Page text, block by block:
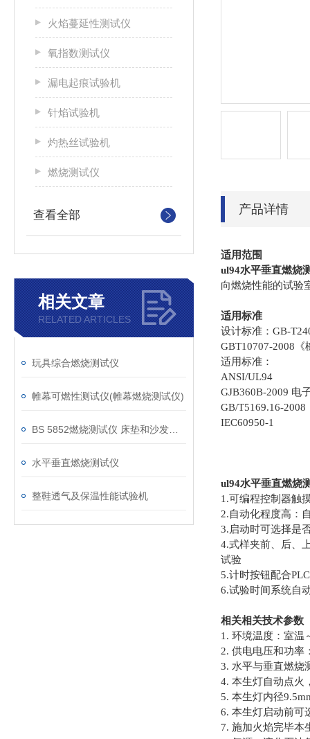
火焰蔓延性测试仪
氧指数测试仪
漏电起痕试验机
针焰试验机
灼热丝试验机
燃烧测试仪
查看全部
相关文章
RELATED ARTICLES
玩具综合燃烧测试仪
帷幕可燃性测试仪(帷幕燃烧测试仪)
水平垂直燃烧测试仪
整鞋透气及保温性能试验机
产品详情
适用范围
ul94水平垂直燃烧
向燃烧性能的试验
适用标准
设计标准：GB-
GBT10707-2008
适用标准：
ANSI/UL94
GJB360B-2009 电
GB/T5169.16-2008
IEC60950-1
ul94水平垂直燃烧
1.可编程控制器触
2.自动化程度高：
3.启动时可选择是
4.式样夹前、后、
试验
5.计时按钮配合
6.试验时间系统自
相关相关技术
1. 环境温度：室温
2. 供电电压和功
3. 水平与垂直燃烧
4. 本生灯自动点火
5. 本生灯内径
6. 本生灯启动前可
7. 施加火焰完毕本